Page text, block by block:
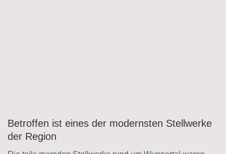
Betroffen ist eines der modernsten Stellwerke
der Region